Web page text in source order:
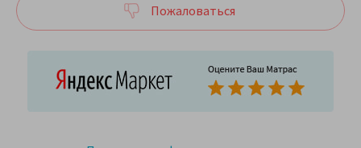
Пожаловаться